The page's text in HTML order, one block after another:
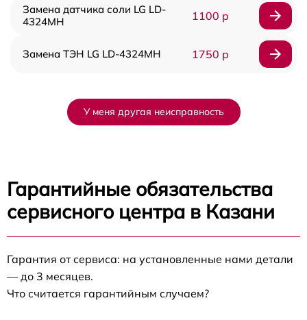
Замена датчика соли LG LD-
4324MH
1100 р
Замена ТЭН LG LD-4324MH 1750 р
У меня другая неисправность
Гарантийные обязательства
сервисного центра в Казани
Гарантия от сервиса: на установленные нами детали
— до 3 месяцев.
Что считается гарантийным случаем?